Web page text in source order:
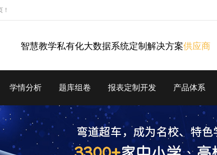
智慧教学私有化大数据系统定制解决方案供应商
学情分析 题库组卷 报表定制开发 产品体系